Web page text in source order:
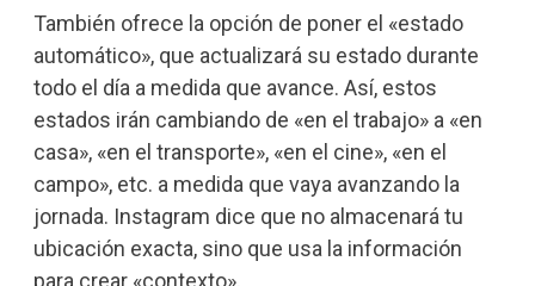
También ofrece la opción de poner el «estado
automático», que actualizará su estado durante
todo el día a medida que avance. Así, estos
estados irán cambiando de «en el trabajo» a «en
casa», «en el transporte», «en el cine», «en el
campo», etc. a medida que vaya avanzando la
jornada. Instagram dice que no almacenará tu
ubicación exacta, sino que usa la información
para crear «contexto».